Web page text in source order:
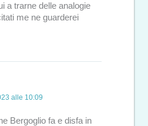
a trarne delle analogie
me ne guarderei
alle 10:09
Bergoglio fa e disfa in